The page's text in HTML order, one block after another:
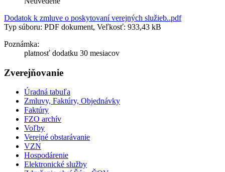
Dodatok k zmluve o poskytovaní verejných služieb..pdf
Typ súboru: PDF dokument, Veľkosť: 933,43 kB
Poznámka:
platnosť dodatku 30 mesiacov
Zverejňovanie
Úradná tabuľa
Zmluvy, Faktúry, Objednávky
Faktúry
FZO archív
Voľby
Verejné obstarávanie
VZN
Hospodárenie
Elektronické služby